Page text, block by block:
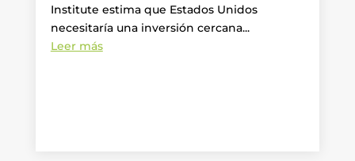
Institute estima que Estados Unidos
necesitaría una inversión cercana...
Leer más